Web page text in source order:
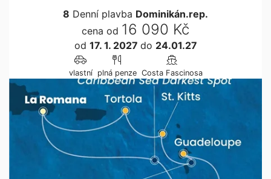
8 Denní plavba Dominikán.rep.
cena od 16 090 Kč
od 17. 1. 2027 do 24.01.27
vlastní plná penze Costa Fascinosa